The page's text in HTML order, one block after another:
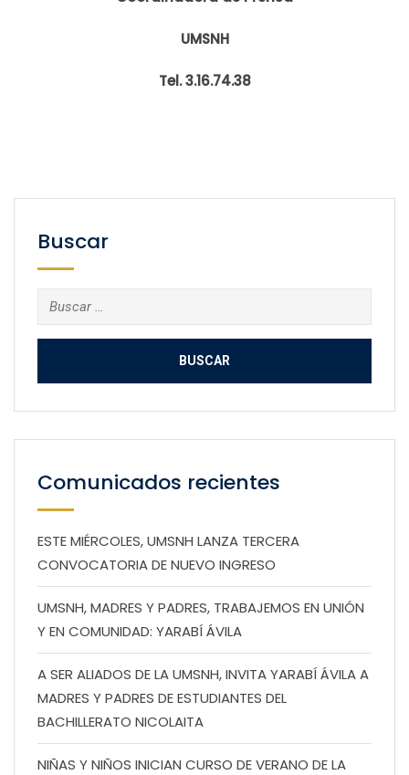
UMSNH
Tel. 3.16.74.38
Buscar
Buscar:
Comunicados recientes
ESTE MIÉRCOLES, UMSNH LANZA TERCERA
CONVOCATORIA DE NUEVO INGRESO
UMSNH, MADRES Y PADRES, TRABAJEMOS EN UNIÓN
Y EN COMUNIDAD: YARABÍ ÁVILA
A SER ALIADOS DE LA UMSNH, INVITA YARABÍ ÁVILA A
MADRES Y PADRES DE ESTUDIANTES DEL
BACHILLERATO NICOLAITA
NIÑAS Y NIÑOS INICIAN CURSO DE VERANO DE LA